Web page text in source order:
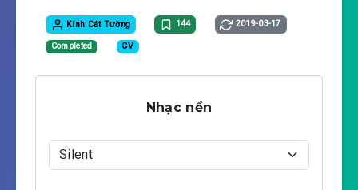
Kính Cát Tường 144 2019-03-17
Completed CV
Nhạc nền